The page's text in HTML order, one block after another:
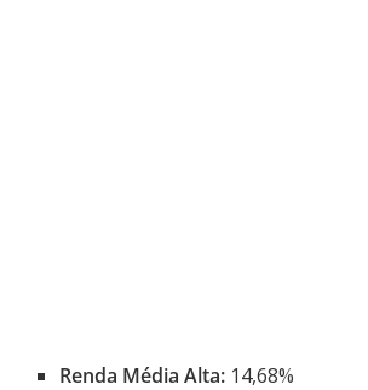
Renda Média Alta: 14,68%